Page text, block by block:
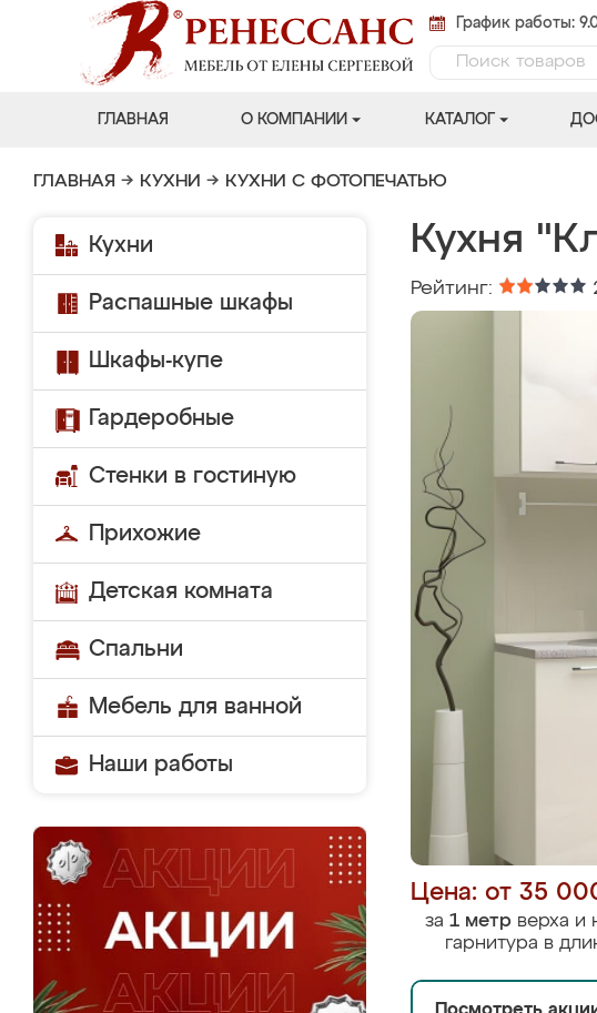
График работы:
ГЛАВНАЯ О КОМПАНИИ КАТАЛОГ
ГЛАВНАЯ → КУХНИ → КУХНИ С ФОТОПЕЧАТЬЮ
Кухни
Распашные шкафы
Шкафы-купе
Гардеробные
Стенки в гостиную
Прихожие
Детская комната
Спальни
Мебель для ванной
Наши работы
Кухня
Рейтинг:
Цена: от 35
за 1 метр верха и
гарнитура в